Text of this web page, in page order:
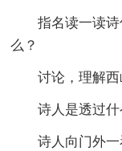
指名读一读
么？
讨论，理解西
诗人是透过
诗人向门外